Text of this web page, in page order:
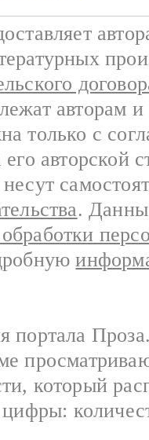
авторам
только с
авторской
.
портала
который